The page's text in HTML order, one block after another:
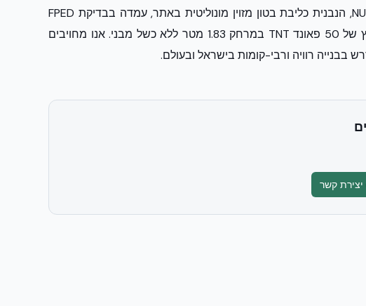
הנדסית מוכחת. טכנולוגיית NUDURA ICF, הנבנית כליבת בטון מזוין מונוליטית באתר, עמדה בבדיקת FPED
Quantico של צבא ארה"ב תחת פיצוץ של 50 פאונד TNT במרחק 1.83 מטר ללא כשל מבני. אנו מחויבים
בבנייה רוויה ורבי-קומות בישראל ובעולם.
קשר